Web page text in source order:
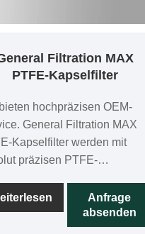
Filtration MAX
PTFE-Kapselfilter
hochpräzisen OEM-
General Filtration MAX
Kapselfilter werden mit
präzisen PTFE-
wird im
zu 100 % auf
getestet. Dies
Anfrage
absenden